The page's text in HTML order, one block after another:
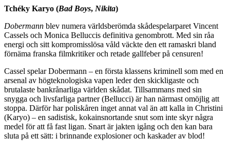
Tchéky Karyo (Bad Boys, Nikita)
Dobermann blev numera världsberömda skådespelarparet Vincent
Cassels och Monica Belluccis definitiva genombrott. Med sin råa
energi och sitt kompromisslösa våld väckte den ett ramaskri bland
förnäma franska filmkritiker och retade gallfeber på censuren!
Cassel spelar Dobermann – en första klassens kriminell som med en
arsenal av högteknologiska vapen leder den skickligaste och
brutalaste bankrånarliga världen skådat. Tillsammans med sin
snygga och livsfarliga partner (Bellucci) är han närmast omöjlig att
stoppa. Därför har poliskåren inget annat val än att kalla in Christini
(Karyo) – en sadistisk, kokainsnortande snut som inte skyr några
medel för att få fast ligan. Snart är jakten igång och den kan bara
sluta på ett sätt: i brinnande explosioner och kaskader av blod!